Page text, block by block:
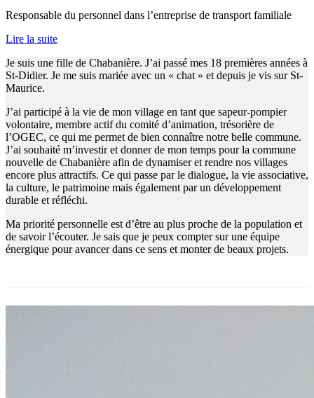
Responsable du personnel dans l’entreprise de transport familiale
Lire la suite
Je suis une fille de Chabanière. J’ai passé mes 18 premières années à
St-Didier. Je me suis mariée avec un « chat » et depuis je vis sur St-
Maurice.
J’ai participé à la vie de mon village en tant que sapeur-pompier
volontaire, membre actif du comité d’animation, trésorière de
l’OGEC, ce qui me permet de bien connaître notre belle commune.
J’ai souhaité m’investir et donner de mon temps pour la commune
nouvelle de Chabanière afin de dynamiser et rendre nos villages
encore plus attractifs. Ce qui passe par le dialogue, la vie associative,
la culture, le patrimoine mais également par un développement
durable et réfléchi.
Ma priorité personnelle est d’être au plus proche de la population et
de savoir l’écouter. Je sais que je peux compter sur une équipe
énergique pour avancer dans ce sens et monter de beaux projets.